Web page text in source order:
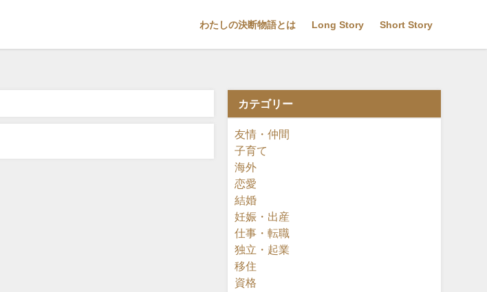
わたしの決断物語とは Long Story Short Story
カテゴリー
友情・仲間
子育て
海外
恋愛
結婚
妊娠・出産
仕事・転職
独立・起業
移住
資格